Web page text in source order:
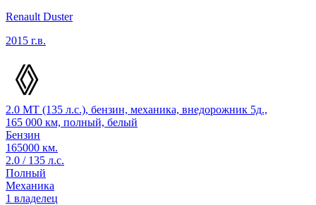
Renault Duster
2015 г.в.
2.0 MT (135 л.с.), бензин, механика, внедорожник 5д.,
165 000 км, полный, белый
Бензин
165000 км.
2.0 / 135 л.с.
Полный
Механика
1 владелец